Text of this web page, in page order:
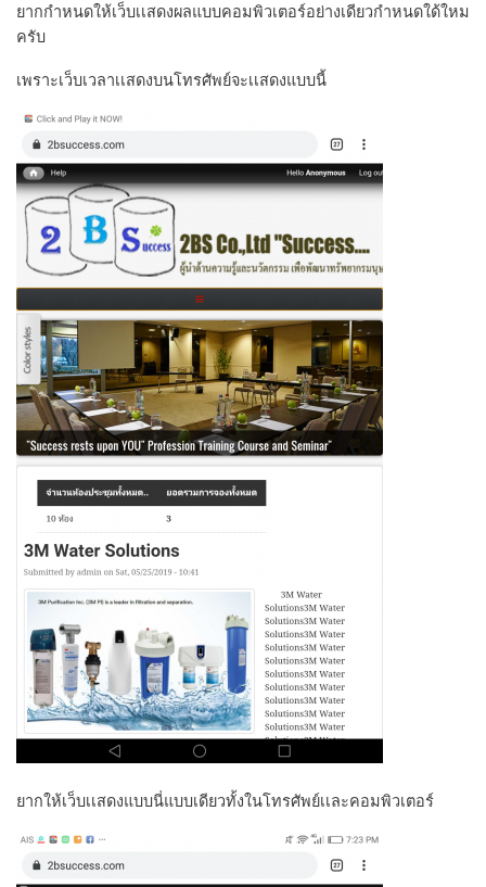
ยากกำหนดให้เว็บเเสดงผลแบบคอมพิวเตอร์อย่างเดียวกำหนดใด้ใหม
ครับ
เพราะเว็บเวลาเเสดงบนโทรศัพย์จะเเสดงแบบนี้
ยากให้เว็บเเสดงแบบนี่แบบเดียวทั้งในโทรศัพย์เเละคอมพิวเตอร์